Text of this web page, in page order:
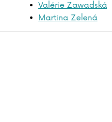
Valérie Zawadská
Martina Zelená